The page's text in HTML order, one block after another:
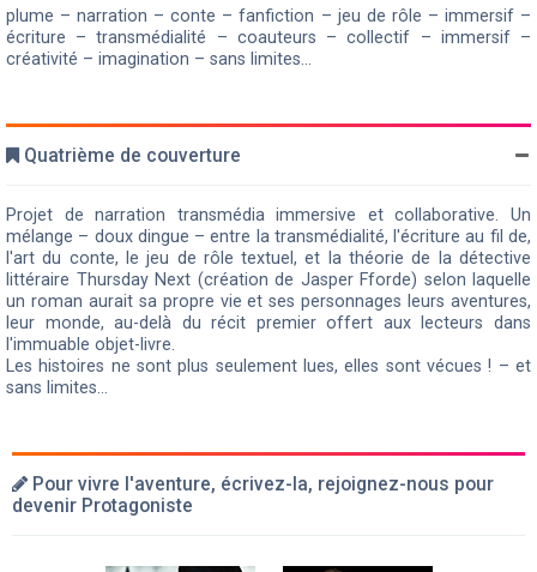
plume – narration – conte – fanfiction – jeu de rôle – immersif –
écriture – transmédialité – coauteurs – collectif – immersif –
créativité – imagination – sans limites...
Quatrième de couverture
Projet de narration transmédia immersive et collaborative. Un
mélange – doux dingue – entre la transmédialité, l'écriture au fil de,
l'art du conte, le jeu de rôle textuel, et la théorie de la détective
littéraire Thursday Next (création de Jasper Fforde) selon laquelle
un roman aurait sa propre vie et ses personnages leurs aventures,
leur monde, au-delà du récit premier offert aux lecteurs dans
l'immuable objet-livre.
Les histoires ne sont plus seulement lues, elles sont vécues ! – et
sans limites...
Pour vivre l'aventure, écrivez-la, rejoignez-nous pour
devenir Protagoniste